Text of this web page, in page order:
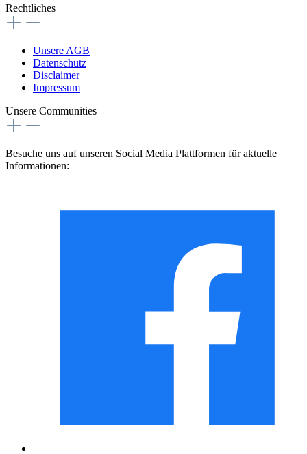
Rechtliches
Unsere AGB
Datenschutz
Disclaimer
Impressum
Unsere Communities
Besuche uns auf unseren Social Media Plattformen für aktuelle
Informationen: